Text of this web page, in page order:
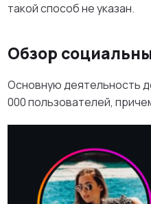
такой способ не указан.
Обзор
Основную деятельность
000 пользователей,